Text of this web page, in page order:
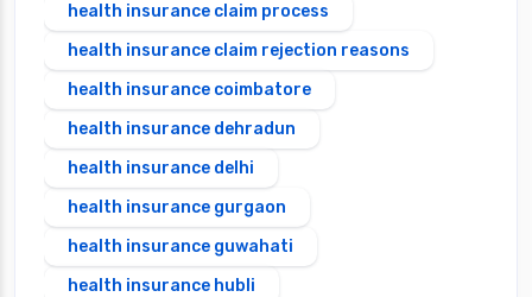
health insurance claim process
health insurance claim rejection reasons
health insurance coimbatore
health insurance dehradun
health insurance delhi
health insurance gurgaon
health insurance guwahati
health insurance hubli